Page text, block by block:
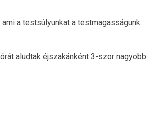
a testsúlyunkat a testmagasságunk
aludtak éjszakánként 3-szor nagyobb